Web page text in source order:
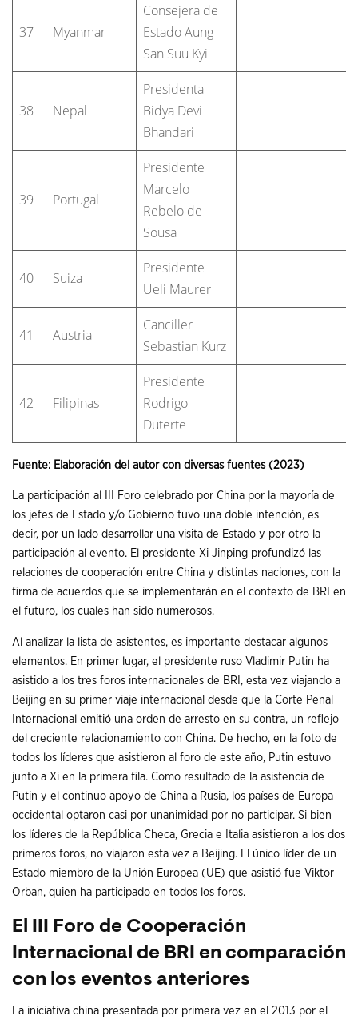
37 Myanmar
Consejera de
Estado Aung
San Suu Kyi
38 Nepal
Presidenta
Bidya Devi
Bhandari
39 Portugal
Presidente
Marcelo
Rebelo de
Sousa
40 Suiza
Presidente
Ueli Maurer
41 Austria
Canciller
Sebastian Kurz
42 Filipinas
Presidente
Rodrigo
Duterte
Fuente: Elaboración del autor con diversas fuentes (2023)
La participación al III Foro celebrado por China por la mayoría de
los jefes de Estado y/o Gobierno tuvo una doble intención, es
decir, por un lado desarrollar una visita de Estado y por otro la
participación al evento. El presidente Xi Jinping profundizó las
relaciones de cooperación entre China y distintas naciones, con la
firma de acuerdos que se implementarán en el contexto de BRI en
el futuro, los cuales han sido numerosos.
Al analizar la lista de asistentes, es importante destacar algunos
elementos. En primer lugar, el presidente ruso Vladimir Putin ha
asistido a los tres foros internacionales de BRI, esta vez viajando a
Beijing en su primer viaje internacional desde que la Corte Penal
Internacional emitió una orden de arresto en su contra, un reflejo
del creciente relacionamiento con China. De hecho, en la foto de
todos los líderes que asistieron al foro de este año, Putin estuvo
junto a Xi en la primera fila. Como resultado de la asistencia de
Putin y el continuo apoyo de China a Rusia, los países de Europa
occidental optaron casi por unanimidad por no participar. Si bien
los líderes de la República Checa, Grecia e Italia asistieron a los dos
primeros foros, no viajaron esta vez a Beijing. El único líder de un
Estado miembro de la Unión Europea (UE) que asistió fue Viktor
Orban, quien ha participado en todos los foros.
El III Foro de Cooperación
Internacional de BRI en comparación
con los eventos anteriores
La iniciativa china presentada por primera vez en el 2013 por el